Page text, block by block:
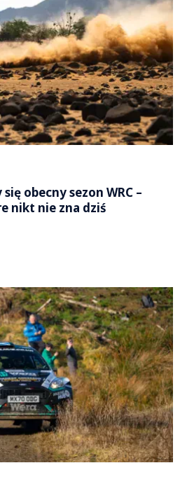
obecny sezon WRC –
nikt nie zna dziś